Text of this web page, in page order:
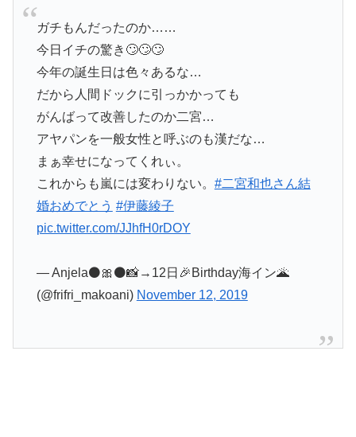
ガチもんだったのか……
今日イチの驚き🙄🙄🙄
今年の誕生日は色々あるな…
だから人間ドックに引っかかっても
がんばって改善したのか二宮…
アヤパンを一般女性と呼ぶのも漢だな…
まぁ幸せになってくれぃ。
これからも嵐には変わりない。 #二宮和也さん結
婚おめでとう #伊藤綾子
pic.twitter.com/JJhfH0rDOY
— Anjela⚫🎀⚫📸→12日🎉Birthday海イン🌋
(@frifri_makoani) November 12, 2019